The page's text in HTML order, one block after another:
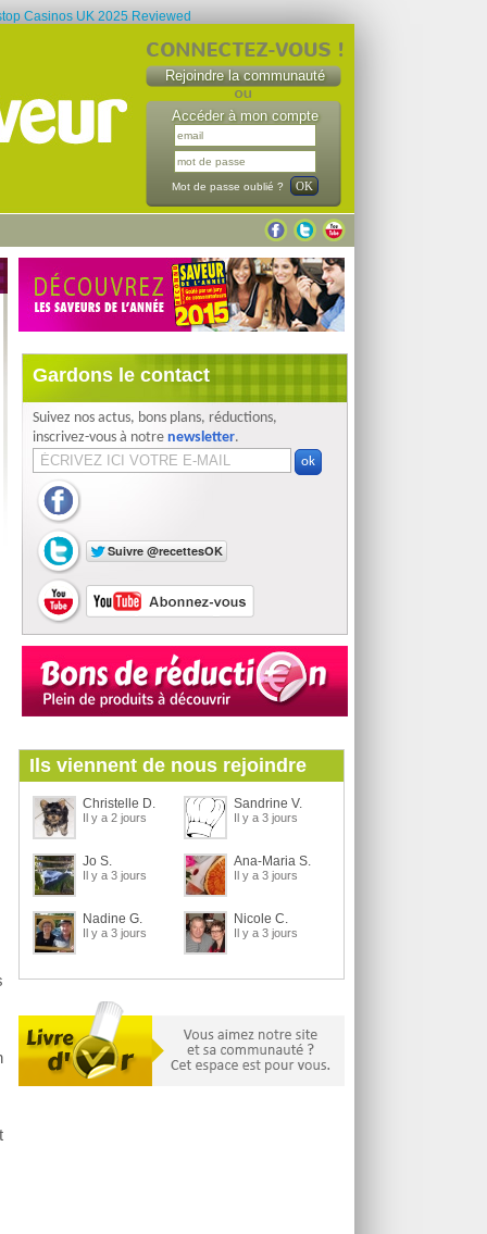
Casinos UK 2025 Reviewed
Rejoindre la communauté
Accéder à mon compte
Mot de passe oublié ?
Gardons le contact
Suivez nos actus, bons plans, réductions,
inscrivez-vous à notre newsletter.
Ils viennent de nous rejoindre
Christelle D.
Il y a 2 jours
Sandrine V.
Il y a 3 jours
Jo S.
Il y a 3 jours
Ana-Maria S.
Il y a 3 jours
Nadine G.
Il y a 3 jours
Nicole C.
Il y a 3 jours